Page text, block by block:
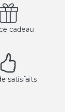
cadeau
satisfaits